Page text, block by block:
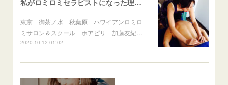
私がロミロミセラピストになった理由 vol.2 突然の福音！？
東京 御茶ノ水 秋葉原 ハワイアンロミロ
ミサロン＆スクール ホアピリ 加藤友紀…
2020.10.12 01:02